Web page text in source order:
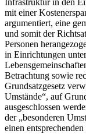
Infrastruktur in den
mit einer
argumentiert, eine
und somit der
Personen
in Einrichtungen
Betrachtung sowie
Grundsatzgesetz
Umstände“, auf
ausgeschlossen
der „besonderen
einen